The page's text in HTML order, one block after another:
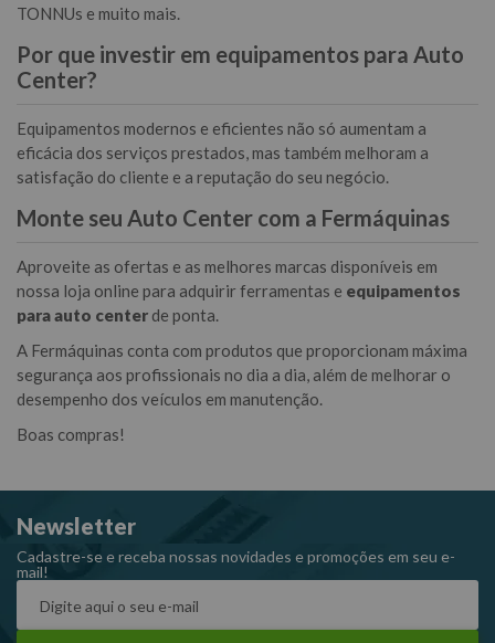
TONNUs e muito mais.
Por que investir em equipamentos para Auto
Center?
Equipamentos modernos e eficientes não só aumentam a
eficácia dos serviços prestados, mas também melhoram a
satisfação do cliente e a reputação do seu negócio.
Monte seu Auto Center com a Fermáquinas
Aproveite as ofertas e as melhores marcas disponíveis em
nossa loja online para adquirir ferramentas e equipamentos
para auto center de ponta.
A Fermáquinas conta com produtos que proporcionam máxima
segurança aos profissionais no dia a dia, além de melhorar o
desempenho dos veículos em manutenção.
Boas compras!
Newsletter
Cadastre-se e receba nossas novidades e promoções em seu e-
mail!